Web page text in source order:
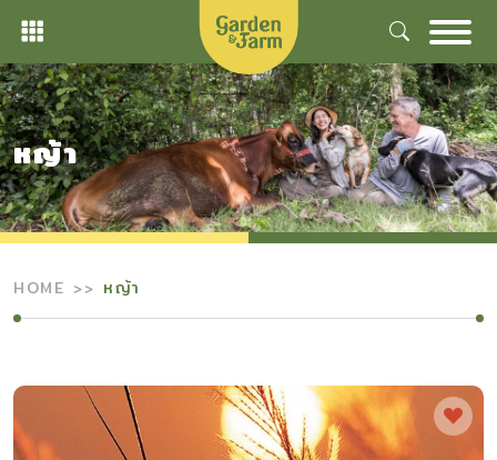
Skip
content
หญ้า
HOME หญ้า